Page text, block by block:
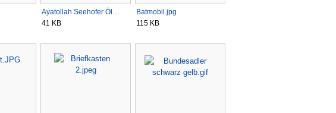
Ayatollah Seehofer Öl…
41 KB
Batmobil.jpg
115 KB